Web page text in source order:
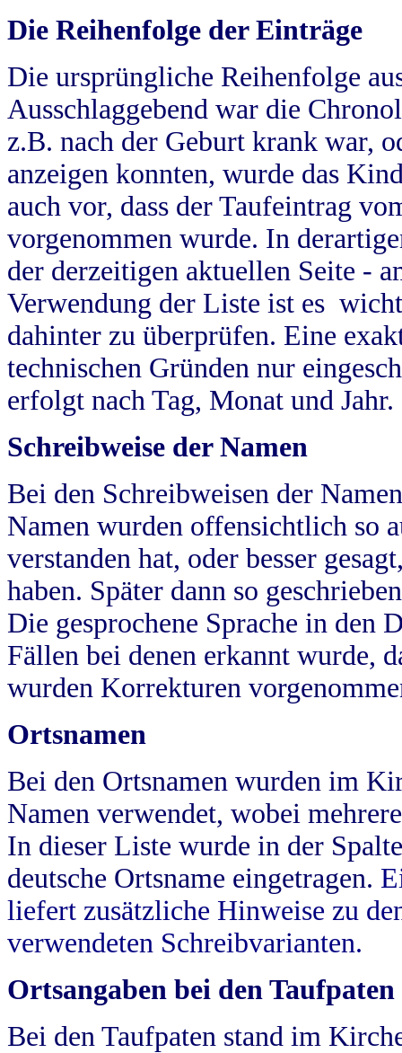
Die Reihenfolge der Einträge
Die ursprüngliche Reihenfolge
Ausschlaggebend war die
z.B. nach der Geburt krank war,
anzeigen konnten, wurde das
auch vor, dass der Taufeintrag
vorgenommen wurde. In
der derzeitigen aktuellen Seite -
Verwendung der Liste ist es
dahinter zu überprüfen. Eine
technischen Gründen nur
erfolgt nach Tag, Monat und Jahr.
Schreibweise der Namen
Bei den Schreibweisen der
Namen wurden offensichtlich so
verstanden hat, oder besser
haben. Später dann so
Die gesprochene Sprache in
Fällen bei denen erkannt wurde,
wurden Korrekturen
Ortsnamen
Bei den Ortsnamen wurden im
Namen verwendet, wobei
In dieser Liste wurde in der
deutsche Ortsname eingetragen.
liefert zusätzliche Hinweise zu
verwendeten Schreibvarianten.
Ortsangaben bei den Taufpaten
Bei den Taufpaten stand im